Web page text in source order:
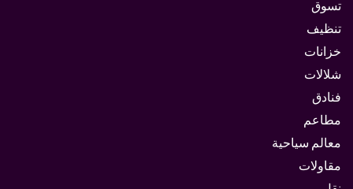
تسوق
تنظيف
خزانات
شلالات
فنادق
مطاعم
معالم سياحية
مقاولات